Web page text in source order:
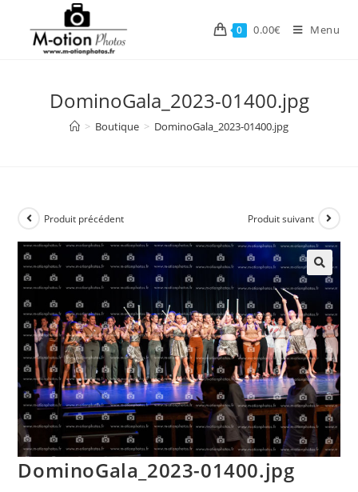
content
0 0.00€ Menu
DominoGala_2023-01400.jpg
> Boutique > DominoGala_2023-01400.jpg
Produit précédent Produit suivant
DominoGala_2023-01400.jpg